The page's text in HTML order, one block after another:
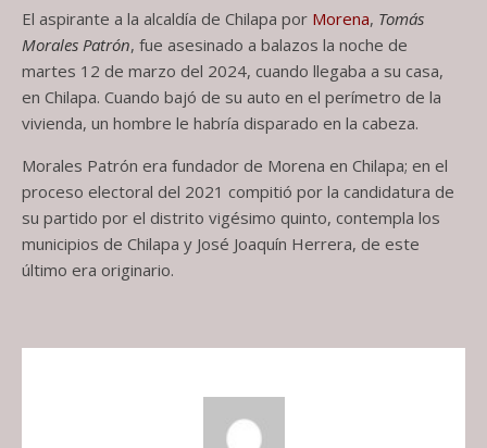
El aspirante a la alcaldía de Chilapa por Morena, Tomás
Morales Patrón, fue asesinado a balazos la noche de
martes 12 de marzo del 2024, cuando llegaba a su casa,
en Chilapa. Cuando bajó de su auto en el perímetro de la
vivienda, un hombre le habría disparado en la cabeza.
Morales Patrón era fundador de Morena en Chilapa; en el
proceso electoral del 2021 compitió por la candidatura de
su partido por el distrito vigésimo quinto, contempla los
municipios de Chilapa y José Joaquín Herrera, de este
último era originario.